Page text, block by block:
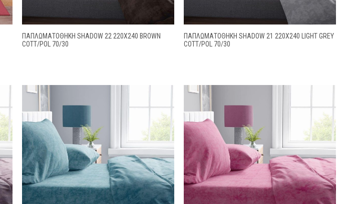
ΠΑΠΛΩΜΑΤΟΘΗΚΗ SHADOW 22 220X240 BROWN
COTT/POL 70/30
ΠΑΠΛΩΜΑΤΟΘΗΚΗ SHADOW 21 220X240 LIGHT GREY
COTT/POL 70/30